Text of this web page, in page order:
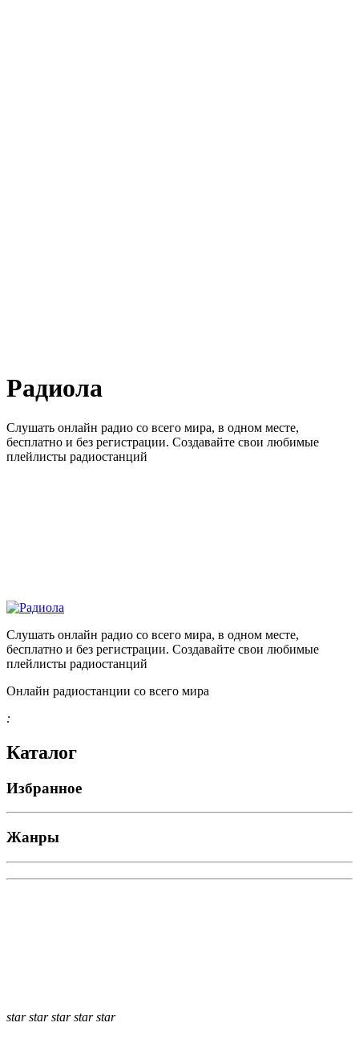
Радиола
Слушать онлайн радио со всего мира, в одном месте,
бесплатно и без регистрации. Создавайте свои любимые
плейлисты радиостанций
Слушать онлайн радио со всего мира, в одном месте,
бесплатно и без регистрации. Создавайте свои любимые
плейлисты радиостанций
Онлайн радиостанции со всего мира
:
Каталог
Избранное
Жанры
star star star star star